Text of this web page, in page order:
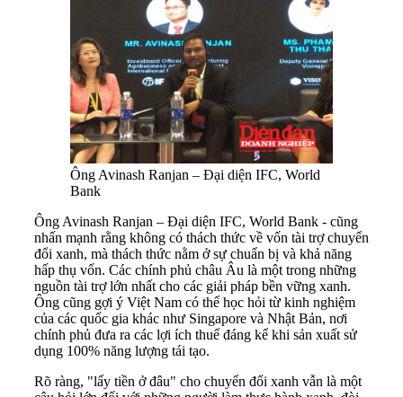
Ông Avinash Ranjan – Đại diện IFC, World
Bank
Ông Avinash Ranjan – Đại diện IFC, World Bank - cũng
nhấn mạnh rằng không có thách thức về vốn tài trợ chuyển
đổi xanh, mà thách thức nằm ở sự chuẩn bị và khả năng
hấp thụ vốn. Các chính phủ châu Âu là một trong những
nguồn tài trợ lớn nhất cho các giải pháp bền vững xanh.
Ông cũng gợi ý Việt Nam có thể học hỏi từ kinh nghiệm
của các quốc gia khác như Singapore và Nhật Bản, nơi
chính phủ đưa ra các lợi ích thuế đáng kể khi sản xuất sử
dụng 100% năng lượng tái tạo.
Rõ ràng, "lấy tiền ở đâu" cho chuyển đổi xanh vẫn là một